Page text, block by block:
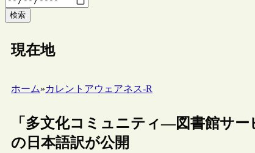
検索
現在地
ホーム»カレントアウェアネス-R
「多文化コミュニティ―図書館サ
の日本語訳が公開